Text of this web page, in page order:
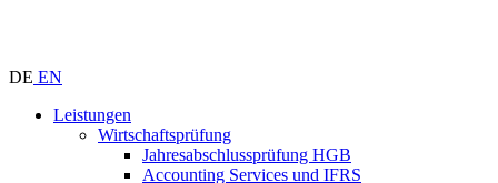
DE EN
Leistungen
Wirtschaftsprüfung
Jahresabschlussprüfung HGB
Accounting Services und IFRS